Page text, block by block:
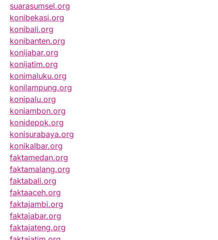
suarasumsel.org
konibekasi.org
konibali.org
konibanten.org
konijabar.org
konijatim.org
konimaluku.org
konilampung.org
konipalu.org
koniambon.org
konidepok.org
konisurabaya.org
konikalbar.org
faktamedan.org
faktamalang.org
faktabali.org
faktaaceh.org
faktajambi.org
faktajabar.org
faktajateng.org